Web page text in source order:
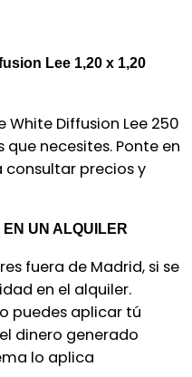
Lee 1,20 x 1,20
Diffusion Lee 250
necesites. Ponte en
precios y
UN ALQUILER
fuera de Madrid, si se
en el alquiler.
puedes aplicar tú
dinero generado
lo aplica